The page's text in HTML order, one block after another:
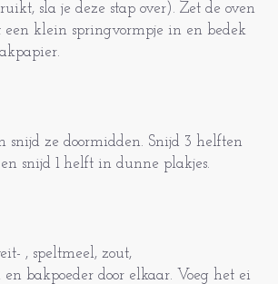
sla je deze stap over). Zet de oven
een klein springvormpje in en bedek
snijd ze doormidden. Snijd 3 helften
snijd 1 helft in dunne plakjes.
, speltmeel, zout,
en bakpoeder door elkaar. Voeg het ei